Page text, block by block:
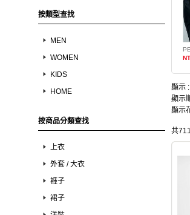
按類型查找
MEN
WOMEN
KIDS
HOME
按商品分類查找
上衣
外套 / 大衣
褲子
裙子
顯示
顯示
顯示
共